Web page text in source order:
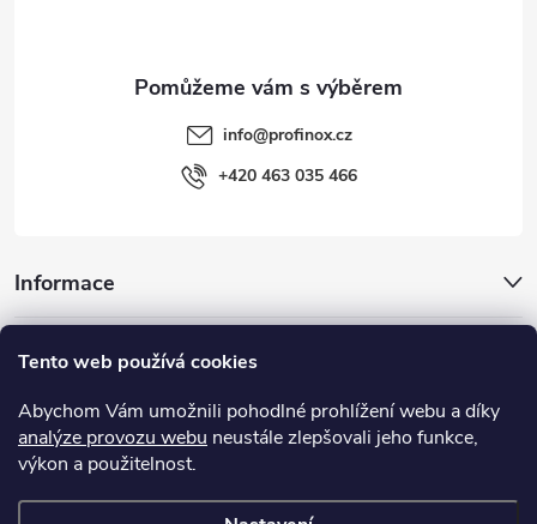
Tento web používá cookies
Abychom Vám umožnili pohodlné prohlížení webu a díky
analýze provozu webu neustále zlepšovali jeho funkce,
výkon a použitelnost.
Informace
Inspirace
Užitečné odkazy
info@profinox.cz
+420 463 035 466